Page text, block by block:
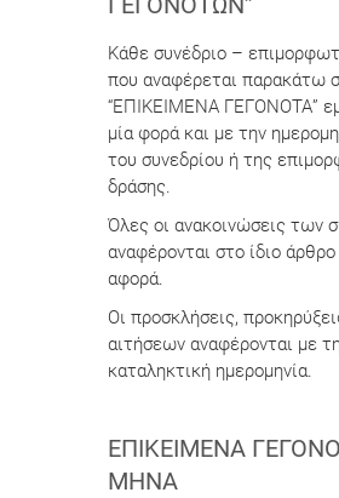
Κάθε συνέδριο –
που αναφέρεται παρακάτω
“ΕΠΙΚΕΙΜΕΝΑ ΓΕΓΟΝΟΤΑ”
μία φορά και με την
του συνεδρίου ή της
δράσης.
Όλες οι ανακοινώσεις των
αναφέρονται στο ίδιο
αφορά.
Οι προσκλήσεις,
αιτήσεων αναφέρονται με
καταληκτική ημερομηνία.
ΕΠΙΚΕΊΜΕΝΑ
ΜΉΝΑ